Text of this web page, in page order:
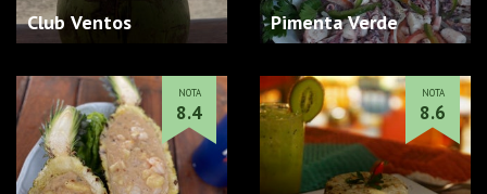
Club Ventos Pimenta Verde
NOTA
8.4
NOTA
8.6